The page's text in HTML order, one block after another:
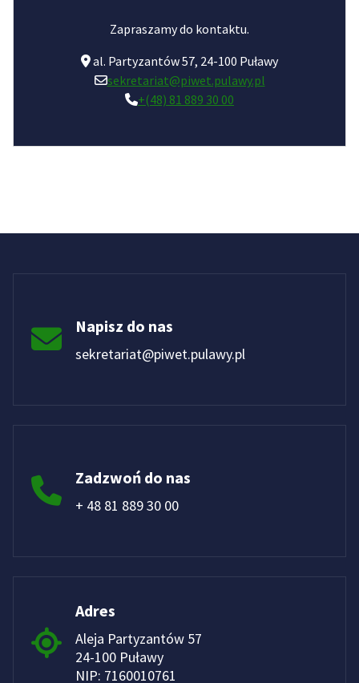
Zapraszamy do kontaktu.
al. Partyzantów 57, 24-100 Puławy
sekretariat@piwet.pulawy.pl
+(48) 81 889 30 00
Napisz do nas
sekretariat@piwet.pulawy.pl
Zadzwoń do nas
+ 48 81 889 30 00
Adres
Aleja Partyzantów 57
24-100 Puławy
NIP: 7160010761